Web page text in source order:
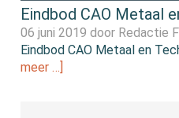
Eindbod CAO Metaal
06 juni 2019 door Redactie
Eindbod CAO Metaal en
meer …]